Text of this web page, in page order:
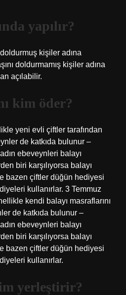
yapılır?
kişiler adına
doldurmamış kişiler adına
açılabilir.
kim öder?
yeni evli çiftler tarafından
de katkıda bulunur –
ebeveynleri balayı
biri karşılıyorsa balayı
bazen çiftler düğün hediyesi
kullanırlar. 3 Temmuz
kendi balayı masraflarını
de katkıda bulunur –
ebeveynleri balayı
biri karşılıyorsa balayı
bazen çiftler düğün hediyesi
kullanırlar.
yerleştirir?